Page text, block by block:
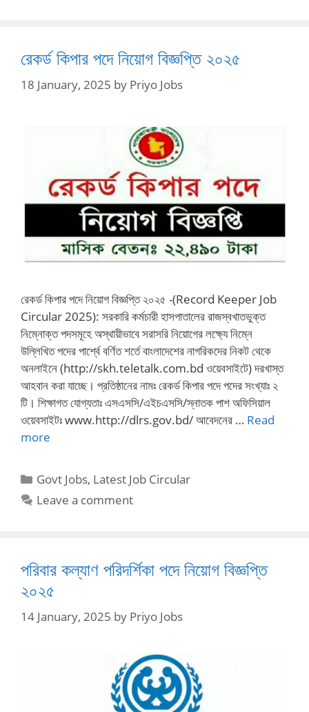
রেকর্ড কিপার পদে নিয়োগ বিজ্ঞপ্তি ২০২৫
18 January, 2025 by Priyo Jobs
রেকর্ড কিপার পদে নিয়োগ বিজ্ঞপ্তি ২০২৫ -(Record Keeper Job
Circular 2025): সরকারি কর্মচারী হাসপাতালের রাজস্বখাতভুক্ত
নিম্নোক্ত পদসমূহে অস্থায়ীভাবে সরাসরি নিয়োগের লক্ষ্যে নিম্নে
উল্লিখিত পদের পার্শ্বে বর্ণিত শর্তে বাংলাদেশের নাগরিকদের নিকট থেকে
অনলাইনে (http://skh.teletalk.com.bd ওয়েবসাইটে) দরখাস্ত
আহবান করা যাচ্ছে। প্রতিষ্ঠানের নামঃ রেকর্ড কিপার পদে পদের সংখ্যাঃ ২
টি। শিক্ষাগত যোগ্যতাঃ এসএসসি/এইচএসসি/স্নাতক পাশ অফিসিয়াল
ওয়েবসাইটঃ www.http://dlrs.gov.bd/ আবেদনের … Read
more
Categories
Govt Jobs, Latest Job Circular
Leave a comment
পরিবার কল্যাণ পরিদর্শিকা পদে নিয়োগ বিজ্ঞপ্তি
২০২৫
14 January, 2025 by Priyo Jobs